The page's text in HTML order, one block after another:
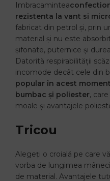
Imbracamintea
rezistenta la vant si
fabricat din petrol și, prin
material și nu este
șifonate, puternice și
Datorită respirabilității
incomode decât cele din
popular în acest
bumbac și poliester,
moale și avantajele
Tricou
Alegeți o croială pe care
vorba de lungimea
de material. Avantajele